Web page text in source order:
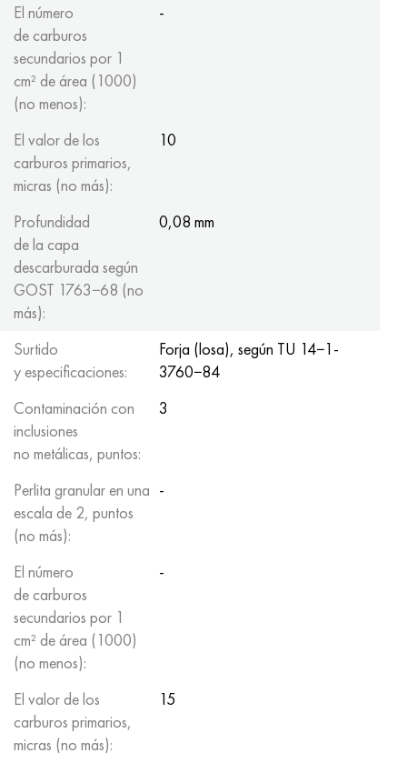
El número
de carburos
secundarios por 1
cm² de área (1000)
(no menos):
-
El valor de los
carburos primarios,
micras (no más):
10
Profundidad
de la capa
descarburada según
GOST 1763−68 (no
más):
0,08 mm
Surtido
y especificaciones:
Forja (losa), según TU 14−1-
3760−84
Contaminación con
inclusiones
no metálicas, puntos:
3
Perlita granular en una
escala de 2, puntos
(no más):
-
El número
de carburos
secundarios por 1
cm² de área (1000)
(no menos):
-
El valor de los
carburos primarios,
micras (no más):
15